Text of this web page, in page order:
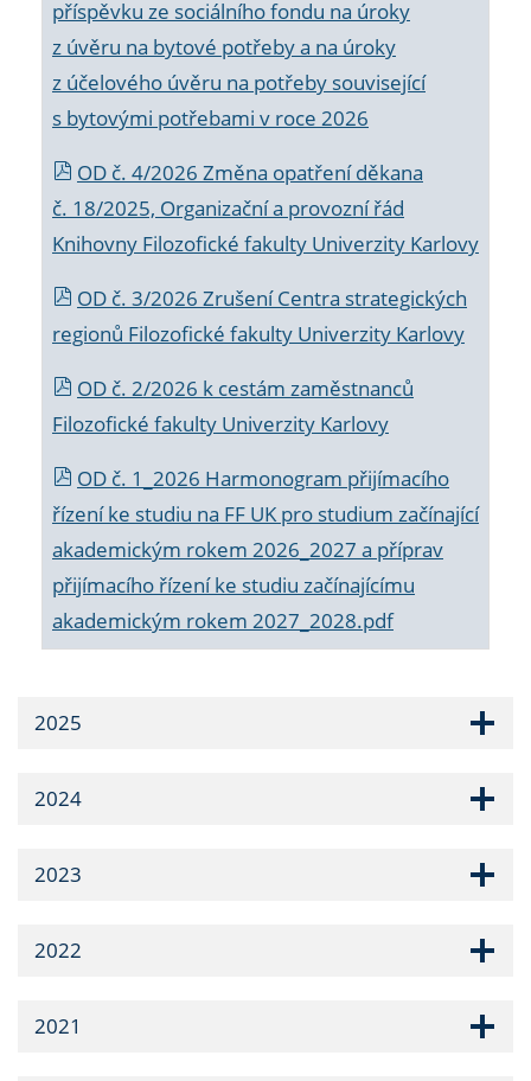
příspěvku ze sociálního fondu na úroky
z úvěru na bytové potřeby a na úroky
z účelového úvěru na potřeby související
s bytovými potřebami v roce 2026
OD č. 4/2026 Změna opatření děkana
č. 18/2025, Organizační a provozní řád
Knihovny Filozofické fakulty Univerzity Karlovy
OD č. 3/2026 Zrušení Centra strategických
regionů Filozofické fakulty Univerzity Karlovy
OD č. 2/2026 k cestám zaměstnanců
Filozofické fakulty Univerzity Karlovy
OD č. 1_2026 Harmonogram přijímacího
řízení ke studiu na FF UK pro studium začínající
akademickým rokem 2026_2027 a příprav
přijímacího řízení ke studiu začínajícímu
akademickým rokem 2027_2028.pdf
2025
2024
2023
2022
2021